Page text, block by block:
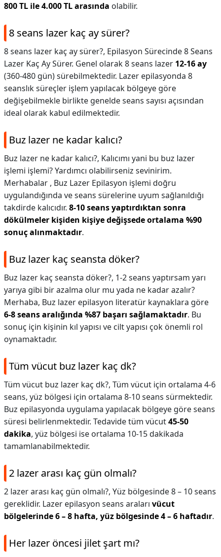
800 TL ile 4.000 TL arasında olabilir.
8 seans lazer kaç ay sürer?
8 seans lazer kaç ay sürer?, Epilasyon Sürecinde 8 Seans
Lazer Kaç Ay Sürer. Genel olarak 8 seans lazer 12-16 ay
(360-480 gün) sürebilmektedir. Lazer epilasyonda 8
seanslık süreçler işlem yapılacak bölgeye göre
değişebilmekle birlikte genelde seans sayısı açısından
ideal olarak kabul edilmektedir.
Buz lazer ne kadar kalıcı?
Buz lazer ne kadar kalıcı?, Kalıcımı yani bu buz lazer
işlemi işlemi? Yardımcı olabilirseniz sevinirim.
Merhabalar , Buz Lazer Epilasyon işlemi doğru
uygulandığında ve seans sürelerine uyum sağlanıldığı
takdirde kalıcıdır. 8-10 seans yaptırdıktan sonra
dökülmeler kişiden kişiye değişsede ortalama %90
sonuç alınmaktadır.
Buz lazer kaç seansta döker?
Buz lazer kaç seansta döker?, 1-2 seans yaptırsam yarı
yarıya gibi bir azalma olur mu yada ne kadar azalır?
Merhaba, Buz lazer epilasyon literatür kaynaklara göre
6-8 seans aralığında %87 başarı sağlamaktadır. Bu
sonuç için kişinin kıl yapısı ve cilt yapısı çok önemli rol
oynamaktadır.
Tüm vücut buz lazer kaç dk?
Tüm vücut buz lazer kaç dk?, Tüm vücut için ortalama 4-6
seans, yüz bölgesi için ortalama 8-10 seans sürmektedir.
Buz epilasyonda uygulama yapılacak bölgeye göre seans
süresi belirlenmektedir. Tedavide tüm vücut45-50
dakika, yüz bölgesi ise ortalama 10-15 dakikada
tamamlanabilmektedir.
2 lazer arası kaç gün olmalı?
2 lazer arası kaç gün olmalı?, Yüz bölgesinde 8 – 10 seans
gereklidir. Lazer epilasyon seans araları vücut
bölgelerinde 6 – 8 hafta, yüz bölgesinde 4 – 6 haftadır.
Her lazer öncesi jilet şart mı?